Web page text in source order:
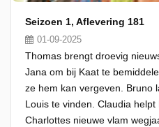
Seizoen 1, Aflevering 181
01-09-2025
Thomas brengt droevig
Jana om bij Kaat te
ze hem kan vergeven. Bruno
Louis te vinden. Claudia
Charlottes nieuwe vlam